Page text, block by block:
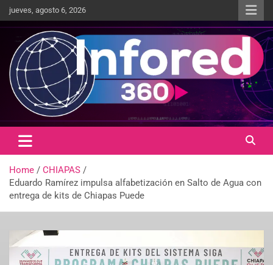
jueves, agosto 6, 2026
infored360.mx
Un giro en la información
Home
CHIAPAS
Eduardo Ramírez impulsa alfabetización en Salto de Agua con
entrega de kits de Chiapas Puede